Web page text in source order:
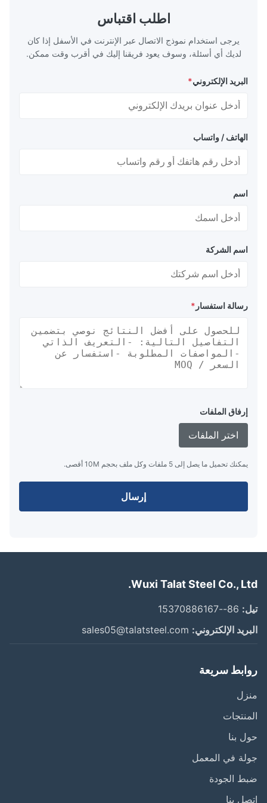
اطلب اقتباس
يرجى استخدام نموذج الاتصال عبر الإنترنت في الأسفل إذا كان
لديك أي أسئلة، وسوف يعود فريقنا إليك في أقرب وقت ممكن.
البريد الإلكتروني*
الهاتف / واتساب
اسم الشركة
رسالة استفسار*
إرفاق الملفات
اختر الملفات
يمكنك تحميل ما يصل إلى 5 ملفات وكل ملف بحجم 10M أقصى.
إرسال
Wuxi Talat Steel Co.,
الإلكتروني: sales05@talatsteel.com
سريعة
بنا
في المعمل
الجودة
بنا